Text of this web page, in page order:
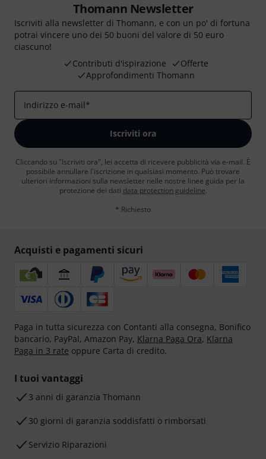
Thomann Newsletter
Iscriviti alla newsletter di Thomann, e con un po' di fortuna
potrai vincere uno dei 50 buoni del valore di 50 euro
ciascuno!
Contributi d'ispirazione
Offerte
Approfondimenti Thomann
Indirizzo e-mail*
Iscriviti ora
Cliccando su "Iscriviti ora", lei accetta di ricevere pubblicità via e-mail. È
possibile annullare l'iscrizione in qualsiasi momento. Può trovare
ulteriori informazioni sulla newsletter nelle nostre linee guida per la
protezione dei dati data protection guideline.
* Richiesto
Acquisti e pagamenti sicuri
Paga in tutta sicurezza con Contanti alla consegna, Bonifico
bancario, PayPal, Amazon Pay, Klarna Paga Ora, Klarna
Paga in 3 rate oppure Carta di credito.
I tuoi vantaggi
3 anni di garanzia Thomann
30 giorni di garanzia soddisfatti o rimborsati
Servizio Riparazioni